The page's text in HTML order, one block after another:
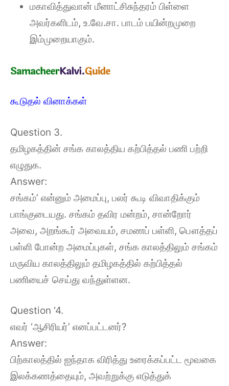
மகாவித்துவான் மீனாட்சிசுந்தரம் பிள்ளை
அவர்களிடம், உ.வே.சா. பாடம் பயின்றமுறை
இம்முறையாகும்.
கூடுதல் வினாக்கள்
Question 3.
தமிழகத்தின் சங்க காலத்திய கற்பித்தல் பணி பற்றி
எழுதுக.
Answer:
சங்கம்’ என்னும் அமைப்பு, பலர் கூடி விவாதிக்கும்
பாங்குடையது. சங்கம் தவிர மன்றம், சான்றோர்
அவை, அறங்கூர் அவையம், சமணப் பள்ளி, பௌத்தப்
பள்ளி போன்ற அமைப்புகள், சங்க காலத்திலும் சங்கம்
மருவிய காலத்திலும் தமிழகத்தில் கற்பித்தல்
பணியைச் செய்து வந்துள்ளன.
Question ‘4.
எவர் ‘ஆசிரியர்’ எனப்பட்டனர்?
Answer:
பிற்காலத்தில் ஐந்தாக விரித்து உரைக்கப்பட்ட மூவகை
இலக்கணத்தையும், அவற்றுக்கு எடுத்துக்